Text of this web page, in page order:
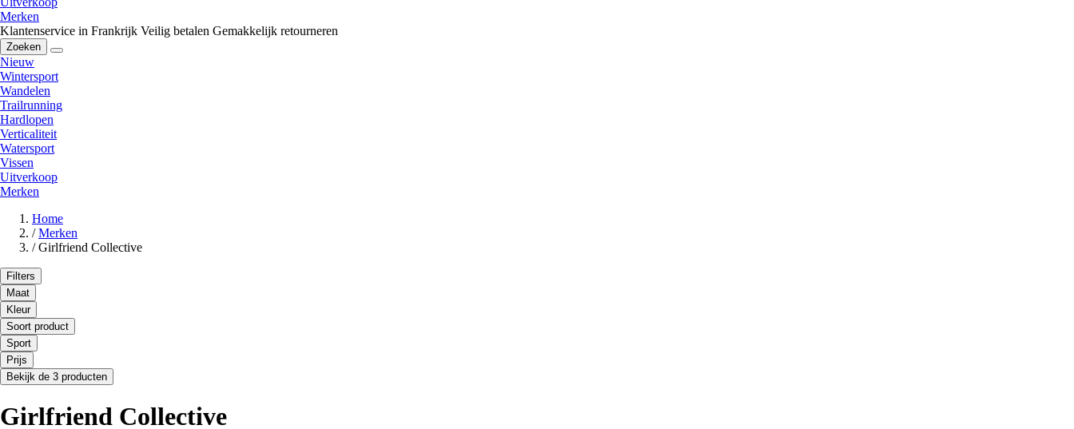
Merken
Klantenservice in Frankrijk Veilig betalen Gemakkelijk retourneren
Zoeken
Nieuw
Wintersport
Wandelen
Trailrunning
Hardlopen
Verticaliteit
Watersport
Vissen
Uitverkoop
Merken
Home
/ Merken
/ Girlfriend Collective
Filters
Maat
Kleur
Soort product
Sport
Prijs
Bekijk de 3 producten
Girlfriend Collective